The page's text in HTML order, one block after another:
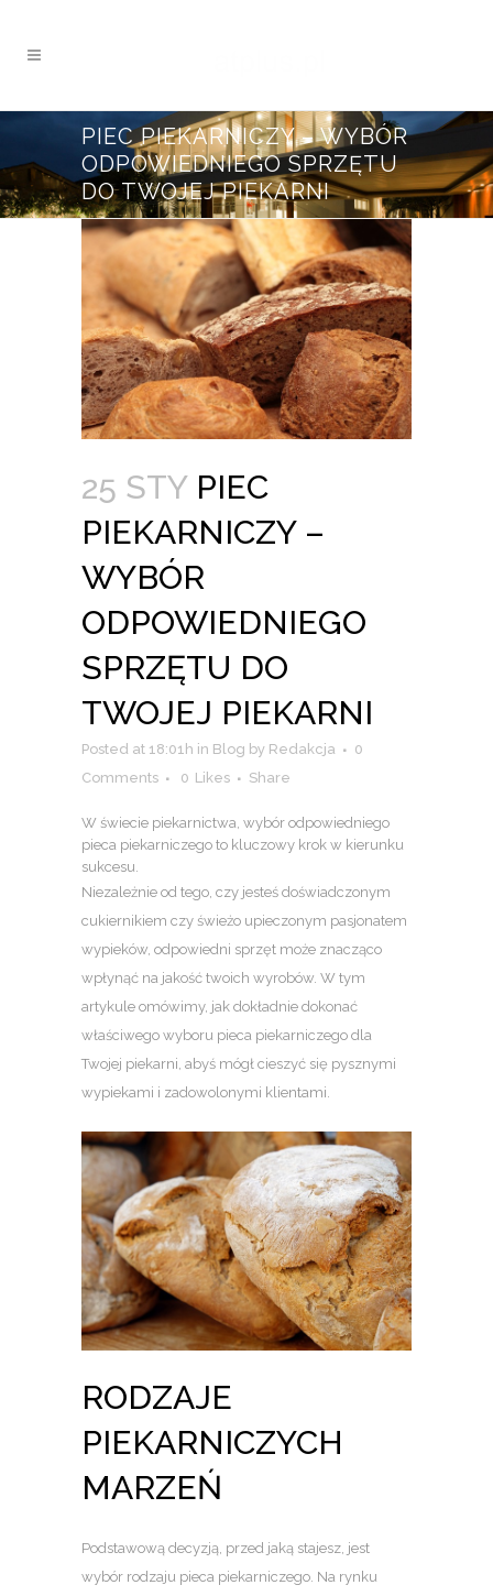
PIEC PIEKARNICZY – WYBÓR
ODPOWIEDNIEGO SPRZĘTU
DO TWOJEJ PIEKARNI
25 STYPIEC
PIEKARNICZY –
WYBÓR
ODPOWIEDNIEGO
SPRZĘTU DO
TWOJEJ PIEKARNI
Posted at 18:01h in Blog by Redakcja
0
Comments
0 Likes Share
W świecie piekarnictwa, wybór odpowiedniego
pieca piekarniczego to kluczowy krok w kierunku
sukcesu.
Niezależnie od tego, czy jesteś doświadczonym
cukiernikiem czy świeżo upieczonym pasjonatem
wypieków, odpowiedni sprzęt może znacząco
wpłynąć na jakość twoich wyrobów. W tym
artykule omówimy, jak dokładnie dokonać
właściwego wyboru pieca piekarniczego dla
Twojej piekarni, abyś mógł cieszyć się pysznymi
wypiekami i zadowolonymi klientami.
RODZAJE
PIEKARNICZYCH
MARZEŃ
Podstawową decyzją, przed jaką stajesz, jest
wybór rodzaju pieca piekarniczego. Na rynku